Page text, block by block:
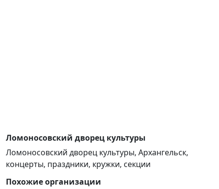
Ломоносовский дворец культуры
Ломоносовский дворец культуры, Архангельск,
концерты, праздники, кружки, секции
Похожие организации